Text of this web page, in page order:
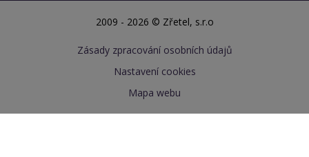
2009 - 2026 © Zřetel, s.r.o
Zásady zpracování osobních údajů
Nastavení cookies
Mapa webu